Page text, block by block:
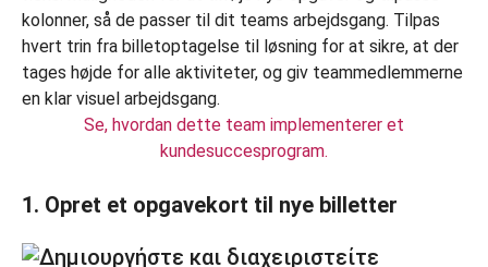
Se, hvordan dette team implementerer et
kundesuccesprogram.
1. Opret et opgavekort til nye billetter